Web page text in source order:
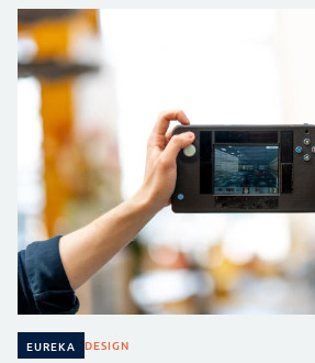
EUREKA DESIGN